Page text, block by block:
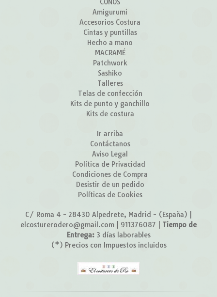
CONOS
Amigurumi
Accesorios Costura
Cintas y puntillas
Hecho a mano
MACRAMÉ
Patchwork
Sashiko
Talleres
Telas de confección
Kits de punto y ganchillo
Kits de costura
Ir arriba
Contáctanos
Aviso Legal
Política de Privacidad
Condiciones de Compra
Desistir de un pedido
Políticas de Cookies
C/ Roma 4 - 28430 Alpedrete, Madrid - (España) |
elcosturerodero@gmail.com | 911376087
Tiempo de
Entrega: 3 días laborables
(*) Precios con Impuestos incluidos